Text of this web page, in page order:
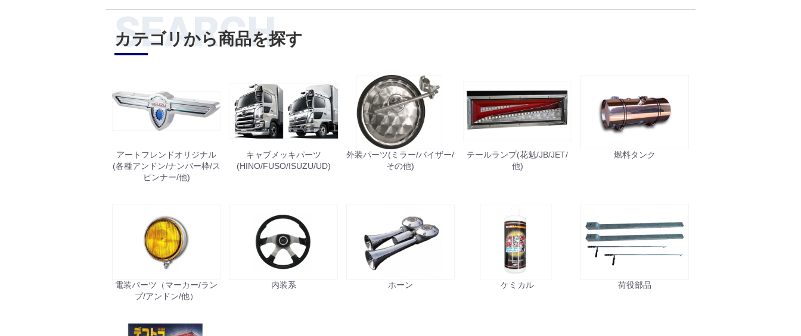
SEARCH
カテゴリから商品を探す
アートフレンドオリジナル
(各種アンドン/ナンバー枠/ス
ピンナー/他)
キャブメッキパーツ
(HINO/FUSO/ISUZU/UD)
外装パーツ(ミラー/バイザー/
その他)
テールランプ(花魁/JB/JET/
他)
燃料タンク
電装パーツ（マーカー/ラン
プ/アンドン/他）
内装系 ホーン ケミカル 荷役部品